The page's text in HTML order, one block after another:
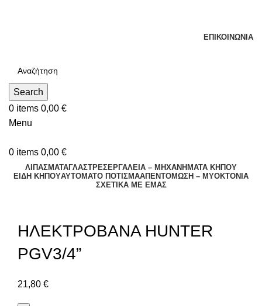
ΕΠΙΚΟΙΝΩΝΊΑ
Search
0 items 0,00 €
Menu
0 items 0,00 €
ΛΙΠΑΣΜΑΤΑΓΛΑΣΤΡΕΣΕΡΓΑΛΕΙΑ – ΜΗΧΑΝΗΜΑΤΑ ΚΗΠΟΥ
ΕΊΔΗ ΚΉΠΟΥΑΥΤΌΜΑΤΟ ΠΌΤΙΣΜΑΑΠΕΝΤΟΜΩΣΗ – ΜΥΟΚΤΟΝΙΑ
ΣΧΕΤΙΚΆ ΜΕ ΕΜΆΣ
ΗΛΕΚΤΡΟΒΑΝΑ HUNTER
PGV3/4”
21,80 €